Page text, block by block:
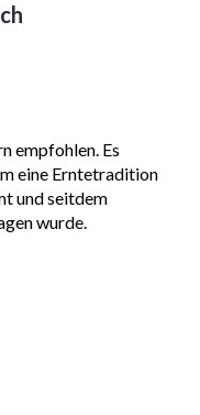
empfohlen. Es
eine Erntetradition
und seitdem
wurde.